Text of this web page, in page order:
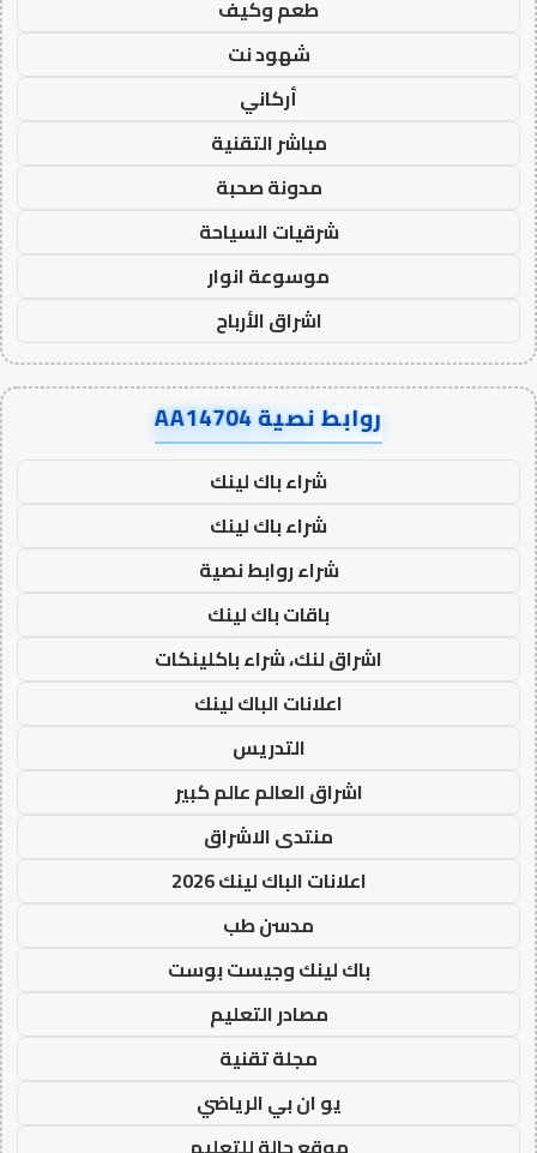
طعم وكيف
شهود نت
أركاني
مباشر التقنية
مدونة صحبة
شرقيات السياحة
موسوعة انوار
اشراق الأرباح
روابط نصية AA14704
شراء باك لينك
شراء باك لينك
شراء روابط نصية
باقات باك لينك
اشراق لنك، شراء باكلينكات
اعلانات الباك لينك
التدريس
اشراق العالم عالم كبير
منتدى الاشراق
اعلانات الباك لينك 2026
مدسن طب
باك لينك وجيست بوست
مصادر التعليم
مجلة تقنية
يو ان بي الرياضي